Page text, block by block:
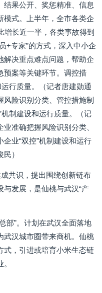
果公开、奖惩精准、信息
模式。上半年，全市各类企
增长近一半，各类事故得到
+专家”的方式，深入中小企
解决重点难点问题，帮助企
预案等关键环节。调控措
行质量。（记者唐建勋通
险识别分类、管控措施制
制建设和运行质量。（记
准确把握风险识别分类、
业“双控”机制建设和运行
）
共识，提出围绕创新链布
与发展，是仙桃与武汉“产
部”。计划在武汉全面落地
武汉城市圈带来商机。仙桃
式，引进或培育小米生态链